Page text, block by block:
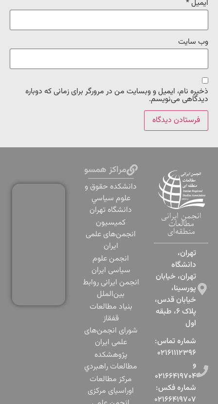
ایمیل*
وب‌ سایت
ذخیره نام، ایمیل و وبسایت من در مرورگر برای زمانی که دوباره
دیدگاهی می‌نویسم.
انجمن ایرانی
مطالعات
منطقه‌ای
تهران،
دانشگاه
تهران، خیابان
پورسینا،
خیابان قدس،
پلاک ۶، طبقه
اول​
شماره تماس:
۰۲۱۶۱۱۱۲۳۹۶
و
۰۲۱۶۶۴۱۹۷۰۴
شماره فکس:
۰۲۱۶۶۴۱۹۷۰۷
مراکز همسو
دانشكده حقوق و
علوم سياسي
دانشگاه تهران
کمیسیون
انجمن‌های علمی
ایران
انجمن علوم
سیاسی ایران
انجمن ایرانی روابط
بین‌الملل
بنياد مطالعات
قفقاز
شورای انجمن‌های
علمی ایران
پژوهشكده
مطالعات راهبردي
مرکز مطالعات
اوراسیای مرکزی